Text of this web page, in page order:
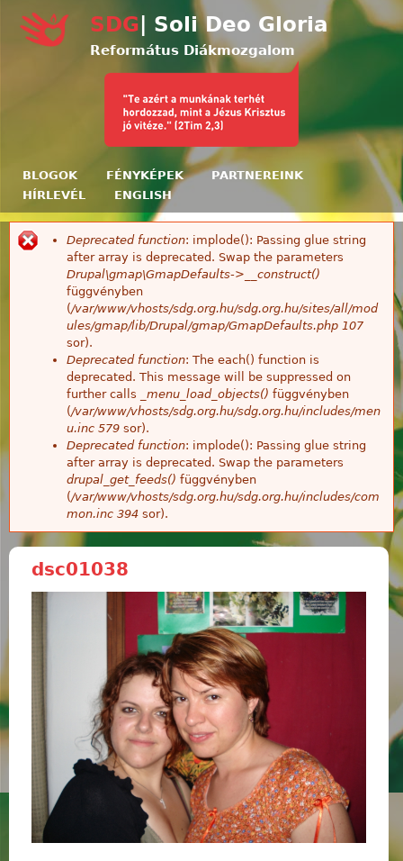
Ugrás a tartalomra
SDG | Soli Deo Gloria
Református Diákmozgalom
BLOGOK FÉNYKÉPEK
PARTNEREINK
HÍRLEVÉL
ENGLISH
Hibaüzenet
Deprecated function: implode(): Passing glue string
after array is deprecated. Swap the parameters
Drupal\gmap\GmapDefaults->__construct()
függvényben
(/var/www/vhosts/sdg.org.hu/sdg.org.hu/sites/all/mod
ules/gmap/lib/Drupal/gmap/GmapDefaults.php 107
sor).
Deprecated function: The each() function is
deprecated. This message will be suppressed on
further calls
_menu_load_objects() függvényben
(/var/www/vhosts/sdg.org.hu/sdg.org.hu/includes/men
u.inc 579 sor).
Deprecated function: implode(): Passing glue string
after array is deprecated. Swap the parameters
drupal_get_feeds() függvényben
(/var/www/vhosts/sdg.org.hu/sdg.org.hu/includes/com
mon.inc 394 sor).
dsc01038